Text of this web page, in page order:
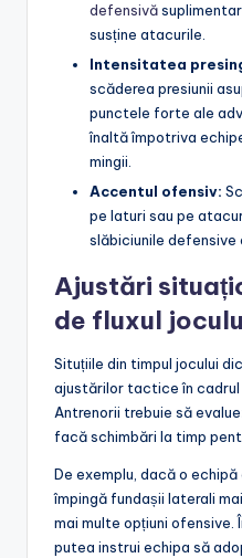
defensivă
susține atacurile.
Intensitatea
scăderea presiunii
punctele forte ale
înaltă împotriva
mingii.
Accentul ofensiv:
pe laturi sau pe
slăbiciunile defensive
Ajustări
de fluxul
Situțiile din timpul jocului
ajustărilor tactice în
Antrenorii trebuie să
facă schimbări la timp
De exemplu, dacă o
împingă fundașii laterali
mai multe opțiuni ofensive.
putea instrui echipa să